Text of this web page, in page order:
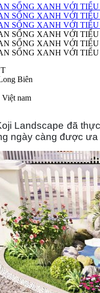
Biên
nam
Landscape đã
ngày càng được